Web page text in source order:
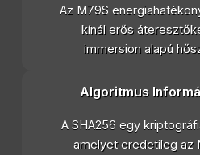
Az M79S
kínál erős
immersion alapú
Algoritmus
A SHA256 egy
amelyet eredetileg az